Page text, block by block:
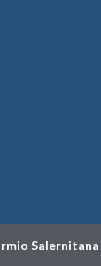
Salernitana